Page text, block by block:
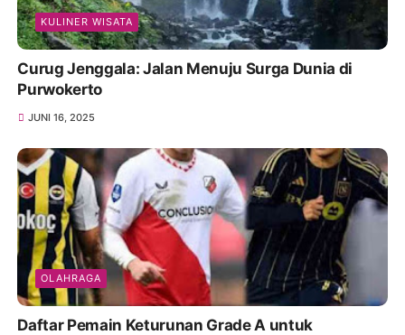
KULINER WISATA
Curug Jenggala: Jalan Menuju Surga Dunia di
Purwokerto
JUNI 16, 2025
OLAHRAGA
Daftar Pemain Keturunan Grade A untuk